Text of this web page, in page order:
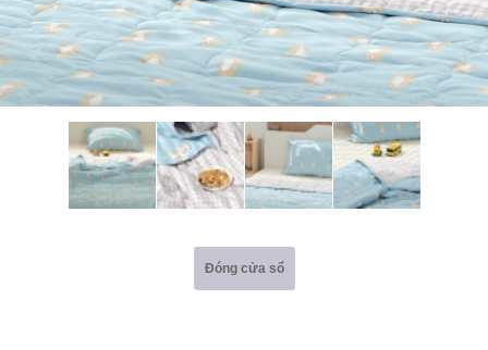
Đóng cửa sổ